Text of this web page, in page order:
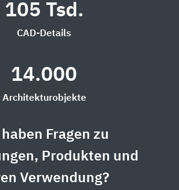
105 Tsd.
CAD-Details
14.000
Architekturobjekte
haben Fragen zu
Produkten und
Verwendung?